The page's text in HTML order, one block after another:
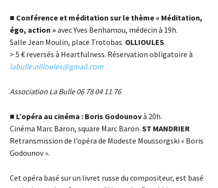
■ Conférence et méditation sur le thème « Méditation,
égo, action » avec Yves Benhamou, médecin à 19h.
Salle Jean Moulin, place Trotobas. OLLIOULES
> 5 € reversés à Heartfulness. Réservation obligatoire à
labulle.ollioules@gmail.com
Association La Bulle 06 78 04 11 76
■ L’opéra au cinéma : Boris Godounovà 20h.
Cinéma Marc Baron, square Marc Baron. ST MANDRIER
Retransmission de l’opéra de Modeste Moussorgski « Boris
Godounov ».
Cet opéra basé sur un livret russe du compositeur, est basé